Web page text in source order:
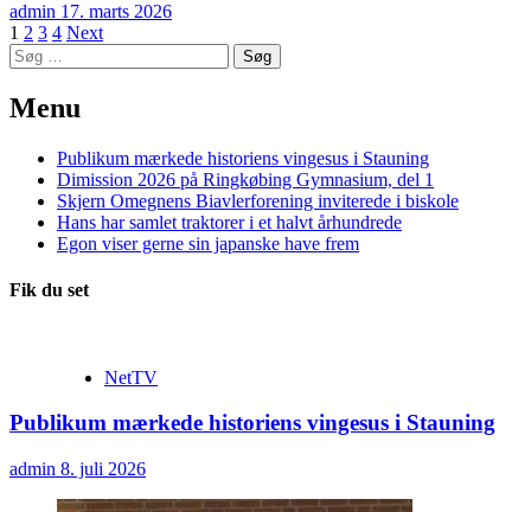
admin 17. marts 2026
Navigation
til
indlæg
1 2 3 4 Next
Søg
efter:
Menu
Publikum mærkede historiens vingesus i Stauning
Dimission 2026 på Ringkøbing Gymnasium, del 1
Skjern Omegnens Biavlerforening inviterede i biskole
Hans har samlet traktorer i et halvt århundrede
Egon viser gerne sin japanske have frem
Fik du set
NetTV
Publikum mærkede historiens vingesus i Stauning
admin 8. juli 2026